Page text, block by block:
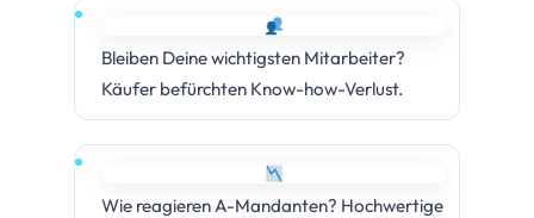
Bleiben Deine wichtigsten Mitarbeiter?
Käufer befürchten Know-how-Verlust.
Wie reagieren A-Mandanten? Hochwertige